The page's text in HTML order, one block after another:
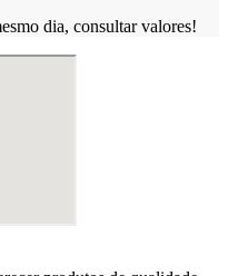
dia, consultar valores!